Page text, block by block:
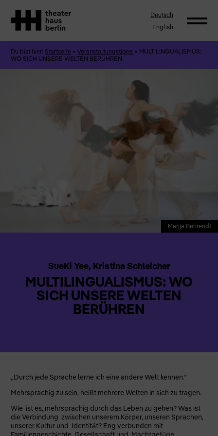
Deutsch
English
Du bist hier: Startseite »Veranstaltungstipps » MULTILINGUALISMUS:
WO SICH UNSERE WELTEN BERÜHREN
Marija Behrendt
SueKi Yee, Kristina Schleicher
MULTILINGUALISMUS: WO
SICH UNSERE WELTEN
BERÜHREN
„Durch jede Sprache lerne ich eine andere Welt kennen.”
Mehrsprachig zu sein, heißt mehrere Welten in sich zu tragen.
Wie ist es, mehrsprachig durch das Leben zu gehen? Was ist
die Verbindung zwischen unserem Körper, unseren Sprachen,
unserer Kultur und Identität? Eng verbunden mit